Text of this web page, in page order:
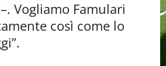
–. Vogliamo Famulari
così come lo